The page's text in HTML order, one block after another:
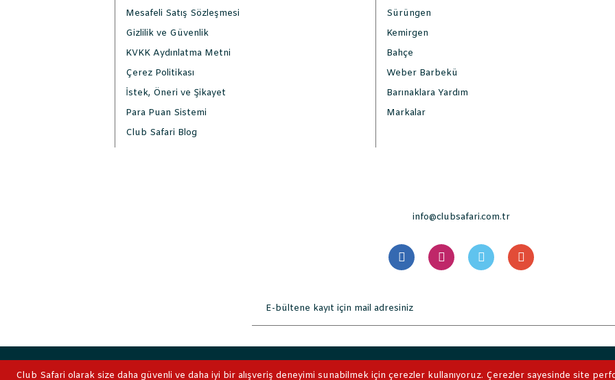
Club Safari olarak size daha güvenli ve daha iyi bir alışveriş deneyimi sunabilmek için çerezler kullanıyoruz. Çerezler sayesinde site
Mesafeli Satış Sözleşmesi
Gizlilik ve Güvenlik
KVKK Aydınlatma Metni
Çerez Politikası
İstek, Öneri ve Şikayet
Para Puan Sistemi
Club Safari Blog
Sürüngen
Kemirgen
Bahçe
Weber Barbekü
Barınaklara Yardım
Markalar
info@clubsafari.com.tr